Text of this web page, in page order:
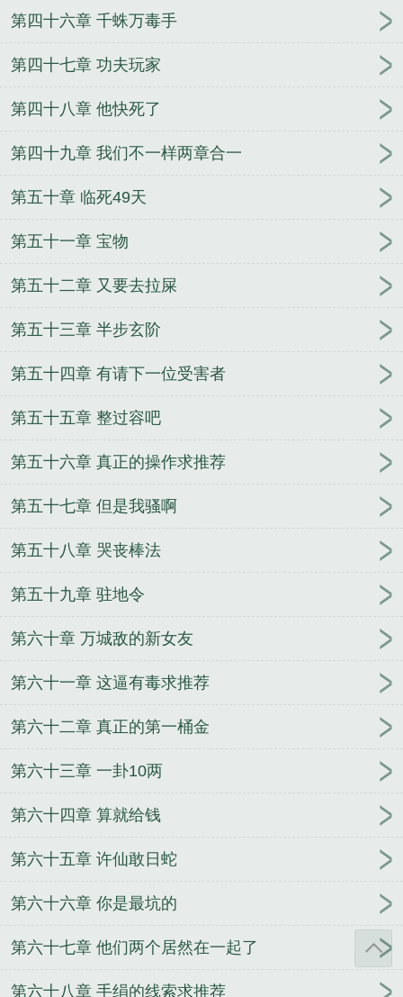
第四十六章 千蛛万毒手
第四十七章 功夫玩家
第四十八章 他快死了
第四十九章 我们不一样两章合一
第五十章 临死49天
第五十一章 宝物
第五十二章 又要去拉屎
第五十三章 半步玄阶
第五十四章 有请下一位受害者
第五十五章 整过容吧
第五十六章 真正的操作求推荐
第五十七章 但是我骚啊
第五十八章 哭丧棒法
第五十九章 驻地令
第六十章 万城敌的新女友
第六十一章 这逼有毒求推荐
第六十二章 真正的第一桶金
第六十三章 一卦10两
第六十四章 算就给钱
第六十五章 许仙敢日蛇
第六十六章 你是最坑的
第六十七章 他们两个居然在一起了
第六十八章 手绢的线索求推荐